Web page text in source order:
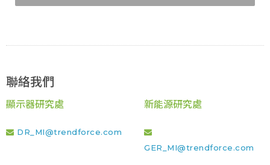
聯絡我們
顯示器研究處
DR_MI@trendforce.com
新能源研究處
GER_MI@trendforce.com